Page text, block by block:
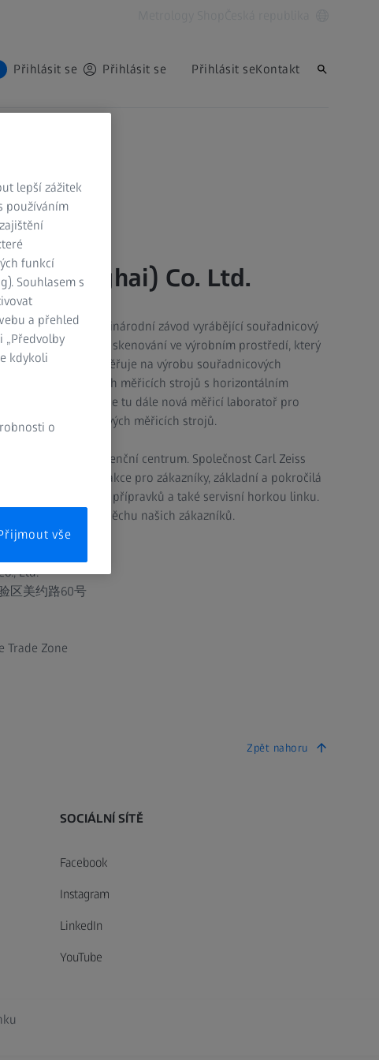
Přihlásit se Přihlásit se Přihlásit seKontakt
(Shanghai) Co. Ltd.
Ltd v Číně je mezinárodní závod vyrábějící souřadnicový
DuraMax pro skenování ve výrobním prostředí, který
Závod se dále zaměřuje na výrobu souřadnicových
a souřadnicových měřicích strojů s horizontálním
asijský trh. Nachází se tu dále nová měřicí laboratoř pro
nových souřadnicových měřicích strojů.
také kompetenční centrum. Společnost Carl Zeiss
nabízí předváděcí akce pro zákazníky, základní a pokročilá
měření, návrhy přípravků a také servisní horkou linku.
k trvalému úspěchu našich zákazníků.
Ltd.
区美约路60号
Trade Zone
Zpět nahoru
SOCIÁLNÍ SÍTĚ
Facebook
Instagram
LinkedIn
YouTube
lepší zážitek
používáním
funkcí
Souhlasem s
a přehled
„Předvolby
kdykoli
o
vše